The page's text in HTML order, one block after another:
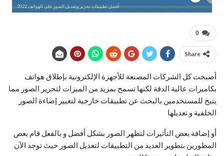
أفضل تطبيقات تحرير وتعديل الصور على الهواتف 2022
0
Share
أصبحت كل الشركات المصنعة للأجهزة الإلكترونية بإطلاق هواتف
بكاميرات عالية الدقة لكنها تسمح بمزيد من الميزات لتحرير الصور مما
يتيح للمستخدمين بالبحث عن تطبيقات خارجية لتغيير إضاءة الصور
الخلفية و تعديلها
أو إضافة بعض التأثيرات لتظهر الصور بشكل أفضل و بالفعل قام بعض
المطورين بتطوير العديد من التطبيقات لتعديل الصور حيث توجد الآن